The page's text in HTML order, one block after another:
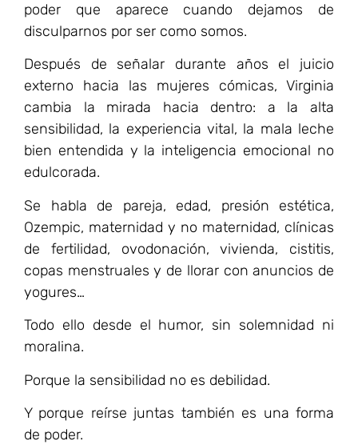
poder que aparece cuando dejamos de
disculparnos por ser como somos.
Después de señalar durante años el juicio
externo hacia las mujeres cómicas, Virginia
cambia la mirada hacia dentro: a la alta
sensibilidad, la experiencia vital, la mala leche
bien entendida y la inteligencia emocional no
edulcorada.
Se habla de pareja, edad, presión estética,
Ozempic, maternidad y no maternidad, clínicas
de fertilidad, ovodonación, vivienda, cistitis,
copas menstruales y de llorar con anuncios de
yogures…
Todo ello desde el humor, sin solemnidad ni
moralina.
Porque la sensibilidad no es debilidad.
Y porque reírse juntas también es una forma
de poder.